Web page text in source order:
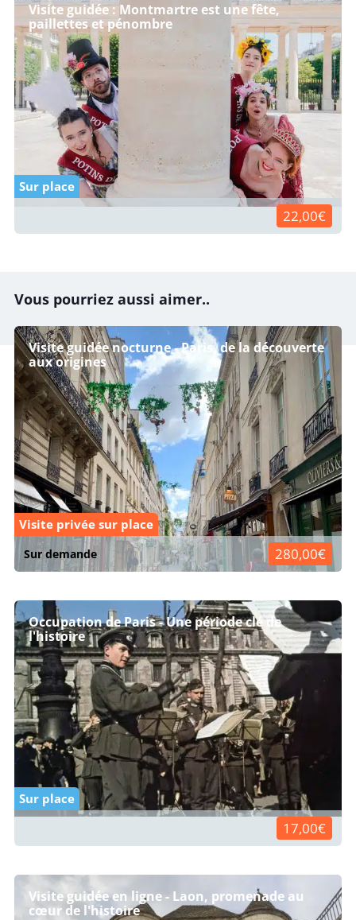
Visite guidée : Montmartre est une fête,
paillettes et pénombre
Sur place
22,00€
Vous pourriez aussi aimer..
Visite guidée nocturne - Paris, de la découverte
aux origines
Visite privée sur place
Sur demande 280,00€
Occupation de Paris - Une période clé de
l'histoire
Sur place
17,00€
Visite guidée en ligne - Laon, promenade au
cœur de l'histoire